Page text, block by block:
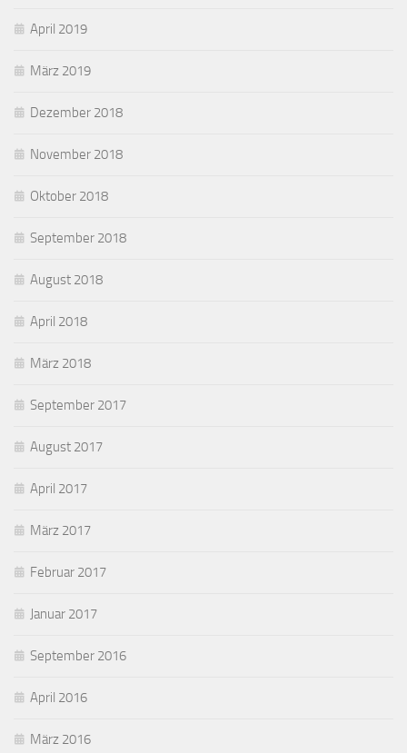
April 2019
März 2019
Dezember 2018
November 2018
Oktober 2018
September 2018
August 2018
April 2018
März 2018
September 2017
August 2017
April 2017
März 2017
Februar 2017
Januar 2017
September 2016
April 2016
März 2016